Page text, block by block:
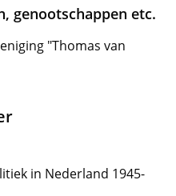
genootschappen etc.
"Thomas van
in Nederland 1945-